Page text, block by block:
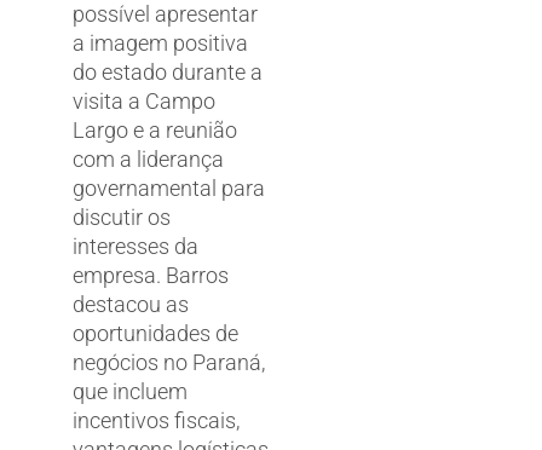
possível apresentar
a imagem positiva
do estado durante a
visita a Campo
Largo e a reunião
com a liderança
governamental para
discutir os
interesses da
empresa. Barros
destacou as
oportunidades de
negócios no Paraná,
que incluem
incentivos fiscais,